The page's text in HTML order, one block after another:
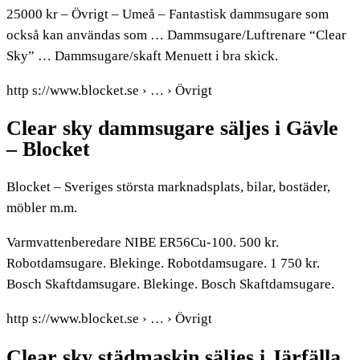
25000 kr – Övrigt – Umeå – Fantastisk dammsugare som
också kan användas som … Dammsugare/Luftrenare “Clear
Sky” … Dammsugare/skaft Menuett i bra skick.
http s://www.blocket.se › … › Övrigt
Clear sky dammsugare säljes i Gävle
– Blocket
Blocket – Sveriges största marknadsplats, bilar, bostäder,
möbler m.m.
Varmvattenberedare NIBE ER56Cu-100. 500 kr.
Robotdamsugare. Blekinge. Robotdamsugare. 1 750 kr.
Bosch Skaftdamsugare. Blekinge. Bosch Skaftdamsugare.
http s://www.blocket.se › … › Övrigt